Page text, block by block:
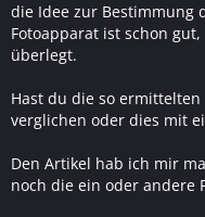
die Idee zur Bestimmung
Fotoapparat ist schon
überlegt.
Hast du die so
verglichen oder dies mit
Den Artikel hab ich mir
noch die ein oder andere